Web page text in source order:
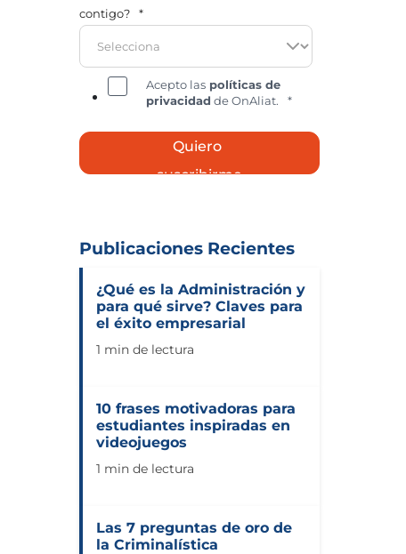
contigo?
*
Acepto las políticas de
privacidad de OnAliat. *
Publicaciones Recientes
¿Qué es la Administración y
para qué sirve? Claves para
el éxito empresarial
1 min de lectura
10 frases motivadoras para
estudiantes inspiradas en
videojuegos
1 min de lectura
Las 7 preguntas de oro de
la Criminalística